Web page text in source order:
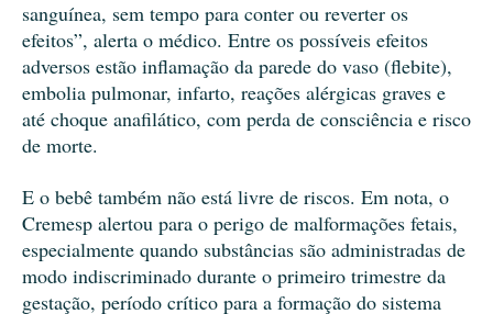
sanguínea, sem tempo para conter ou reverter os
efeitos”, alerta o médico. Entre os possíveis efeitos
adversos estão inflamação da parede do vaso (flebite),
embolia pulmonar, infarto, reações alérgicas graves e
até choque anafilático, com perda de consciência e risco
de morte.
E o bebê também não está livre de riscos. Em nota, o
Cremesp alertou para o perigo de malformações fetais,
especialmente quando substâncias são administradas de
modo indiscriminado durante o primeiro trimestre da
gestação, período crítico para a formação do sistema